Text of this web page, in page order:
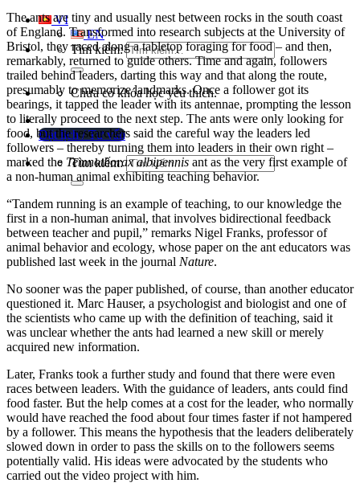
VI
EN
Tìm kiếm:
Chưa có khóa học yêu thích.
Đặt lịch / Tư vấn
Tìm kiếm:
The ants are tiny and usually nest between rocks in the south coast
of England. Transformed into research subjects at the University of
Bristol, they raced along a tabletop foraging for food – and then,
remarkably, returned to guide others.Time and again, followers
trailed behind leaders, darting this way and that along the route,
presumably to memorizelandmarks.Once a follower got its
bearings, it tapped the leader with its antennae, prompting the lesson
to literally proceed to the next step. The ants were only looking for
food, but the researchers said the careful way the leaders led
followers – thereby turning them into leaders in their own right –
marked the Temnothorax albipennis ant as the very first example of
a non-human animal exhibiting teaching behavior.
“Tandem running is an example of teaching, to our knowledge the
first in a non-human animal, that involves bidirectional feedback
between teacher and pupil,” remarks Nigel Franks, professorof
animal behavior and ecology, whose paper on the ant educators was
published last week in the journal Nature.
No sooner was the paper published, of course, than another educator
questioned it. Marc Hauser, a psychologist and biologist and one of
the scientists who came up with the definition of teaching, said it
was unclear whether the ants had learned a new skill or merely
acquired new information.
Later, Franks took a further study and found that there were even
races between leaders. With the guidance of leaders, ants could find
food faster. But the help comes at a cost for the leader, who normally
would have reached the food about four times faster if not hampered
by a follower. This means the hypothesis that the leaders deliberately
slowed down in order to pass the skills on to the followers seems
potentially valid. His ideas were advocated by the students who
carried out the video project with him.